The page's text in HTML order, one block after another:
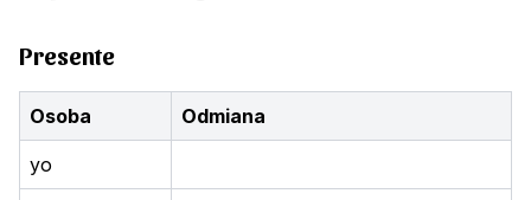
Presente
Osoba Odmiana
yo